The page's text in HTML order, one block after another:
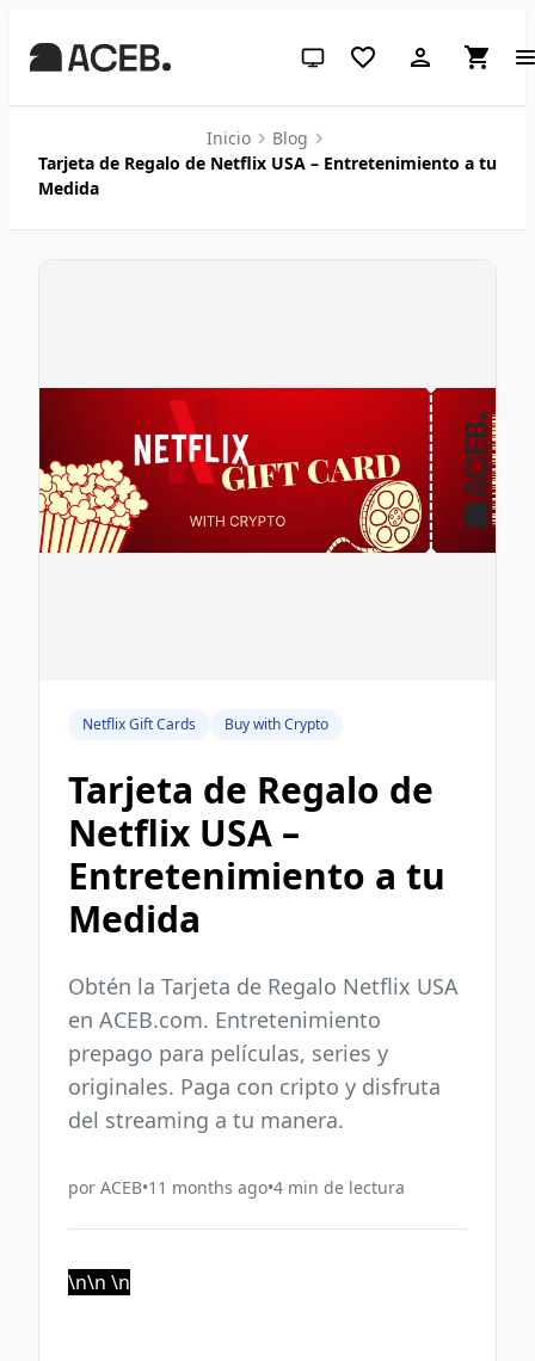
Tema del sistema (haz clic
Inicio
Blog
Tarjeta de Regalo de Netflix USA – Entretenimiento a tu
Medida
Netflix Gift Cards Buy with Crypto
Tarjeta de Regalo de
Netflix USA –
Entretenimiento a tu
Medida
Obtén la Tarjeta de Regalo Netflix USA
en ACEB.com. Entretenimiento
prepago para películas, series y
originales. Paga con cripto y disfruta
del streaming a tu manera.
por ACEB•11 months ago•4 min de lectura
\n\n \n